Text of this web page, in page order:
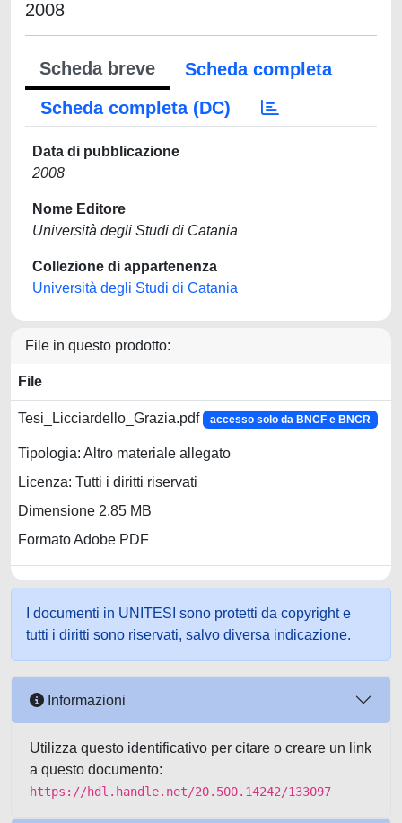
2008
Scheda breve
Scheda completa
Scheda completa (DC)
Data di pubblicazione
2008
Nome Editore
Università degli Studi di Catania
Collezione di appartenenza
Università degli Studi di Catania
File in questo prodotto:
File
Tesi_Licciardello_Grazia.pdf accesso solo da BNCF e BNCR
Tipologia: Altro materiale allegato
Licenza: Tutti i diritti riservati
Dimensione 2.85 MB
Formato Adobe PDF
I documenti in UNITESI sono protetti da copyright e
tutti i diritti sono riservati, salvo diversa indicazione.
Informazioni
Utilizza questo identificativo per citare o creare un link
a questo documento:
https://hdl.handle.net/20.500.14242/133097